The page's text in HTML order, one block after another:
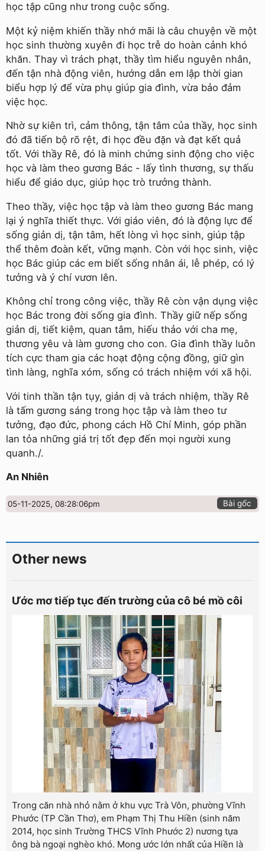
học tập cũng như trong cuộc sống.
Một kỷ niệm khiến thầy nhớ mãi là câu chuyện về một
học sinh thường xuyên đi học trễ do hoàn cảnh khó
khăn. Thay vì trách phạt, thầy tìm hiểu nguyên nhân,
đến tận nhà động viên, hướng dẫn em lập thời gian
biểu hợp lý để vừa phụ giúp gia đình, vừa bảo đảm
việc học.
Nhờ sự kiên trì, cảm thông, tận tâm của thầy, học sinh
đó đã tiến bộ rõ rệt, đi học đều đặn và đạt kết quả
tốt. Với thầy Rê, đó là minh chứng sinh động cho việc
học và làm theo gương Bác - lấy tình thương, sự thấu
hiểu để giáo dục, giúp học trò trưởng thành.
Theo thầy, việc học tập và làm theo gương Bác mang
lại ý nghĩa thiết thực. Với giáo viên, đó là động lực để
sống giản dị, tận tâm, hết lòng vì học sinh, giúp tập
thể thêm đoàn kết, vững mạnh. Còn với học sinh, việc
học Bác giúp các em biết sống nhân ái, lễ phép, có lý
tưởng và ý chí vươn lên.
Không chỉ trong công việc, thầy Rê còn vận dụng việc
học Bác trong đời sống gia đình. Thầy giữ nếp sống
giản dị, tiết kiệm, quan tâm, hiếu thảo với cha mẹ,
thương yêu và làm gương cho con. Gia đình thầy luôn
tích cực tham gia các hoạt động cộng đồng, giữ gìn
tình làng, nghĩa xóm, sống có trách nhiệm với xã hội.
Với tinh thần tận tụy, giản dị và trách nhiệm, thầy Rê
là tấm gương sáng trong học tập và làm theo tư
tưởng, đạo đức, phong cách Hồ Chí Minh, góp phần
lan tỏa những giá trị tốt đẹp đến mọi người xung
quanh./.
An Nhiên
05-11-2025, 08:28:06pm Bài gốc
Other news
Ước mơ tiếp tục đến trường của cô bé mồ côi
Trong căn nhà nhỏ nằm ở khu vực Trà Vôn, phường Vĩnh
Phước (TP Cần Thơ), em Phạm Thị Thu Hiền (sinh năm
2014, học sinh Trường THCS Vĩnh Phước 2) nương tựa
ông bà ngoại nghèo khó. Mong ước lớn nhất của Hiền là